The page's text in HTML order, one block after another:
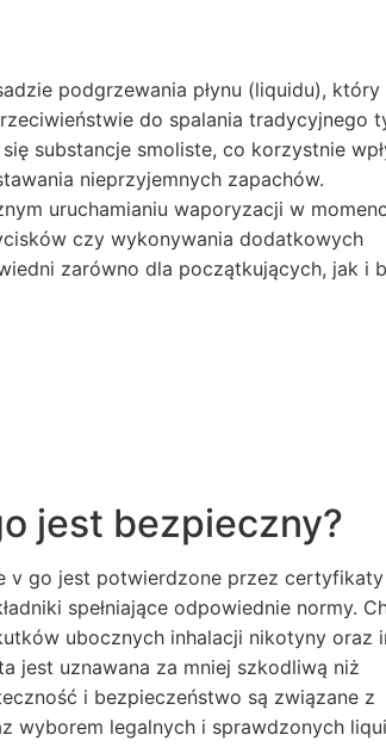
podgrzewania płynu (liquidu), który
do spalania tradycyjnego
substancje smoliste, co korzystnie
nieprzyjemnych zapachów.
uruchamianiu waporyzacji w
czy wykonywania dodatkowych
zarówno dla początkujących, jak i
jest bezpieczny?
v go jest potwierdzone przez
spełniające odpowiednie normy.
ubocznych inhalacji nikotyny oraz
jest uznawana za mniej szkodliwą niż
i bezpieczeństwo są związane z
wyborem legalnych i sprawdzonych